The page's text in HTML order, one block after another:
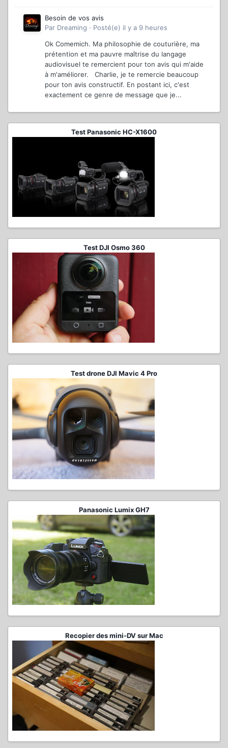
Besoin de vos avis
Par Dreaming · Posté(e) il y a 9 heures
Ok Comemich. Ma philosophie de couturière, ma
prétention et ma pauvre maîtrise du langage
audiovisuel te remercient pour ton avis qui m'aide
à m'améliorer. Charlie, je te remercie beaucoup
pour ton avis constructif. En postant ici, c'est
exactement ce genre de message que je...
Test Panasonic HC-X1600
Test DJI Osmo 360
Test drone DJI Mavic 4 Pro
Panasonic Lumix GH7
Recopier des mini-DV sur Mac